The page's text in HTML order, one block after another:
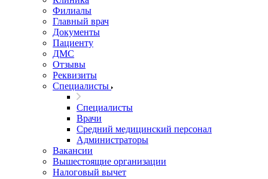
Филиалы
Главный врач
Документы
Пациенту
ДМС
Отзывы
Реквизиты
Специалисты
Специалисты
Врачи
Средний медицинский персонал
Администраторы
Вакансии
Вышестоящие организации
Налоговый вычет